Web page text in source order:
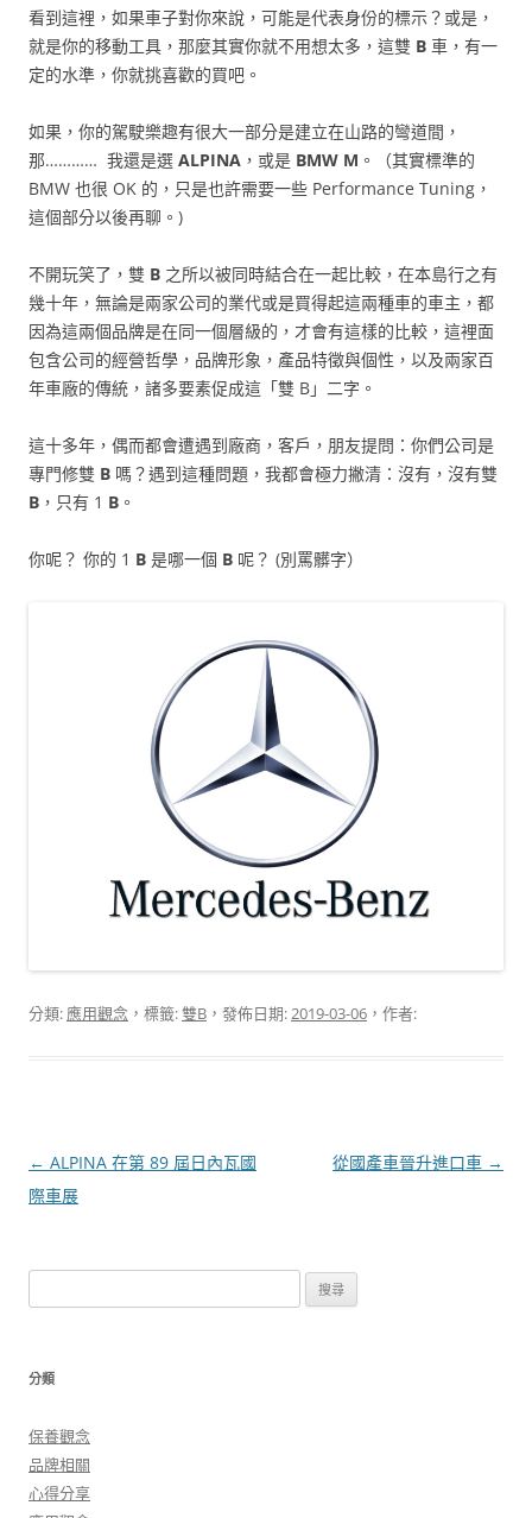
看到這裡，如果車子對你來說，可能是代表身份的標示？或是，
就是你的移動工具，那麼其實你就不用想太多，這雙 B 車，有一
定的水準，你就挑喜歡的買吧。
如果，你的駕駛樂趣有很大一部分是建立在山路的彎道間，
那………… 我還是選 ALPINA ，或是 BMW M 。（其實標準的
BMW 也很 OK 的，只是也許需要一些 Performance Tuning，
這個部分以後再聊。)
不開玩笑了，雙 B 之所以被同時結合在一起比較，在本島行之有
幾十年，無論是兩家公司的業代或是買得起這兩種車的車主，都
因為這兩個品牌是在同一個層級的，才會有這樣的比較，這裡面
包含公司的經營哲學，品牌形象，產品特徵與個性，以及兩家百
年車廠的傳統，諸多要素促成這「雙 B」二字。
這十多年，偶而都會遭遇到廠商，客戶，朋友提問：你們公司是
專門修雙 B 嗎？遇到這種問題，我都會極力撇清：沒有，沒有雙
B ，只有 1 B 。
你呢？ 你的 1 B 是哪一個 B 呢？ (別罵髒字）
分類: 應用觀念 ，標籤:雙B ，發佈日期:2019-03-06 ，作者:
文
章
← ALPINA 在第 89 屆日內瓦國
際車展
從國產車晉升進口車 →
尋
鍵
分類
保養觀念
品牌相關
心得分享